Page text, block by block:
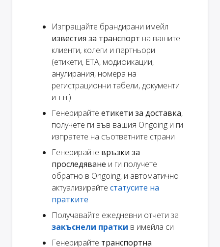
Изпращайте брандирани имейл
известия за транспорт на вашите
клиенти, колеги и партньори
(етикети, ETA, модификации,
анулирания, номера на
регистрационни табели, документи
и т.н.)
Генерирайте етикети за доставка,
получете ги във вашия Ongoing и ги
изпратете на съответните страни
Генерирайте връзки за
проследяване и ги получете
обратно в Ongoing, и автоматично
актуализирайте статусите на
пратките
Получавайте ежедневни отчети за
закъснели пратки в имейла си
Генерирайте транспортна